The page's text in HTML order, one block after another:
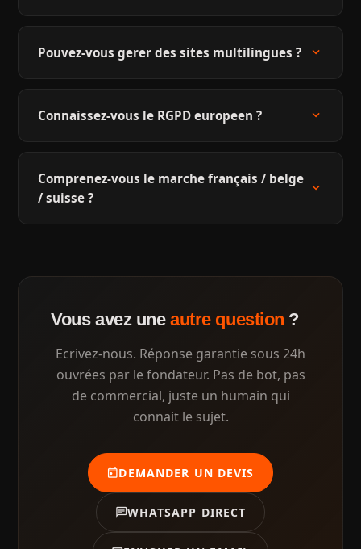
Pouvez-vous gerer des sites multilingues ? expand_more
Connaissez-vous le RGPD europeen ? expand_more
Comprenez-vous le marche français / belge
/ suisse ?
expand_more
Vous avez uneautre question ?
Ecrivez-nous. Réponse garantie sous 24h
ouvrées par le fondateur. Pas de bot, pas
de commercial, juste un humain qui
connait le sujet.
todayDEMANDER UN DEVIS
chatWHATSAPP DIRECT